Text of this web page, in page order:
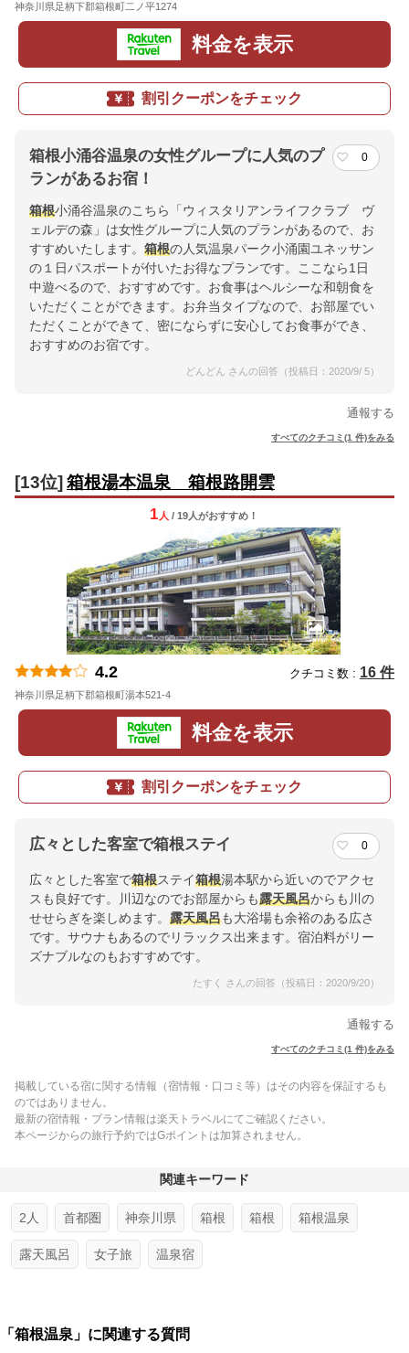
神奈川県足柄下郡箱根町二ノ平1274
料金を表示
割引クーポンをチェック
箱根小涌谷温泉の女性グループに人気のプ
ランがあるお宿！
0
箱根小涌谷温泉のこちら「ウィスタリアンライフクラブ ヴ
ェルデの森」は女性グループに人気のプランがあるので、お
すすめいたします。 箱根の人気温泉パーク小涌園ユネッサン
の１日パスポートが付いたお得なプランです。ここなら1日
中遊べるので、おすすめです。お食事はヘルシーな和朝食を
いただくことができます。お弁当タイプなので、お部屋でい
ただくことができて、密にならずに安心してお食事ができ、
おすすめのお宿です。
どんどん さんの回答（投稿日：2020/9/ 5）
通報する
すべてのクチコミ(1 件)をみる
[13位] 箱根湯本温泉 箱根路開雲
1 人 / 19人がおすすめ！
4.2 クチコミ数 : 16 件
神奈川県足柄下郡箱根町湯本521-4
料金を表示
割引クーポンをチェック
広々とした客室で箱根ステイ 0
広々とした客室で箱根ステイ箱根湯本駅から近いのでアクセ
スも良好です。川辺なのでお部屋からも露天風呂からも川の
せせらぎを楽しめます。 露天風呂も大浴場も余裕のある広さ
です。サウナもあるのでリラックス出来ます。宿泊料がリー
ズナブルなのもおすすめです。
たすく さんの回答（投稿日：2020/9/20）
通報する
すべてのクチコミ(1 件)をみる
掲載している宿に関する情報（宿情報・口コミ等）はその内容を保証するも
のではありません。
最新の宿情報・プラン情報は楽天トラベルにてご確認ください。
本ページからの旅行予約ではGポイントは加算されません。
関連キーワード
2人 首都圏 神奈川県 箱根 箱根 箱根温泉
露天風呂 女子旅 温泉宿
「箱根温泉」に関連する質問